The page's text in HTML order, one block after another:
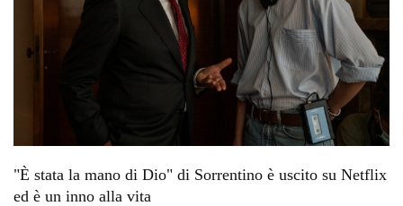
"È stata la mano di Dio" di Sorrentino è uscito su Netflix
ed è un inno alla vita